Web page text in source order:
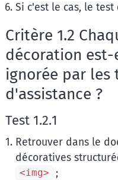
Si c'est le cas, le
Critère 1.2
décoration
ignorée par les
d'assistance ?
Test 1.2.1
Retrouver dans le
décoratives
<img>
;